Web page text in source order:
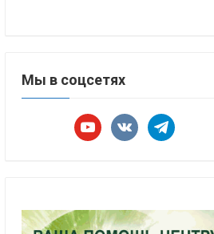
Мы в соцсетях
youtubevkontaktetelegram